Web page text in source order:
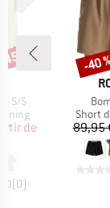
S/S
réduit
de
(0)
%
Short
89,95
-40